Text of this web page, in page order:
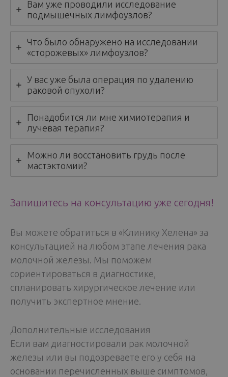
Вам уже проводили исследование
подмышечных лимфоузлов?
Что было обнаружено на исследовании
«сторожевых» лимфоузлов?
У вас уже была операция по удалению
раковой опухоли?
Понадобится ли мне химиотерапия и
лучевая терапия?
Можно ли восстановить грудь после
мастэктомии?
Запишитесь на консультацию уже сегодня!
Вы можете обратиться в «Клинику Хелена» за
консультацией на любом этапе лечения рака
молочной железы. Мы поможем
сориентироваться в диагностике,
спланировать хирургическое лечение или
получить экспертное мнение.
Дополнительные исследования
Если вам диагностировали рак молочной
железы или вы подозреваете его у себя на
основании перечисленных выше симптомов,